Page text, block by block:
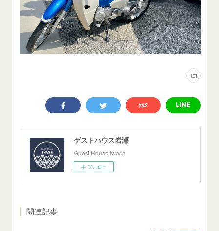
ゲストハウス岩瀬
Guest House Iwase
フォロー
関連記事